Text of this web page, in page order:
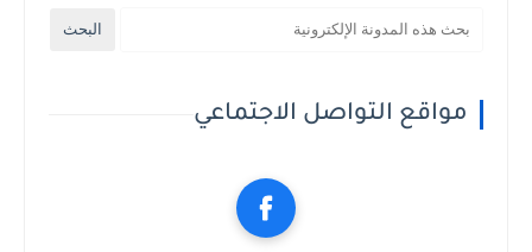
مواقع التواصل الاجتماعي